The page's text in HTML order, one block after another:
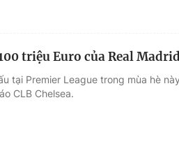
triệu Euro của Real
tại Premier League trong mùa hè
CLB Chelsea.